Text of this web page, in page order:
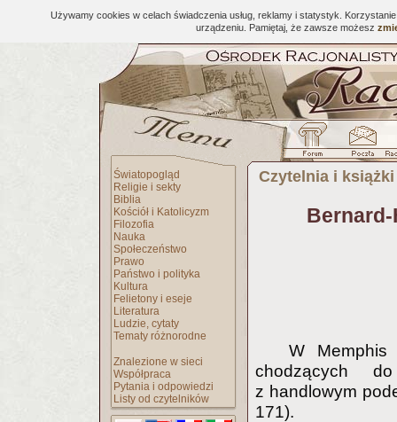
Używamy cookies w celach świadczenia usług, reklamy i statystyk.
urządzeniu. Pamiętaj, że zawsze możesz
Światopogląd
Religie i sekty
Biblia
Kościół i Katolicyzm
Filozofia
Nauka
Społeczeństwo
Prawo
Państwo i polityka
Kultura
Felietony i eseje
Literatura
Ludzie, cytaty
Tematy różnorodne
Znalezione w sieci
Współpraca
Pytania i odpowiedzi
Listy od czytelników
Czytelnia i książki
W Memphis
chodzących
z handlowym
171).